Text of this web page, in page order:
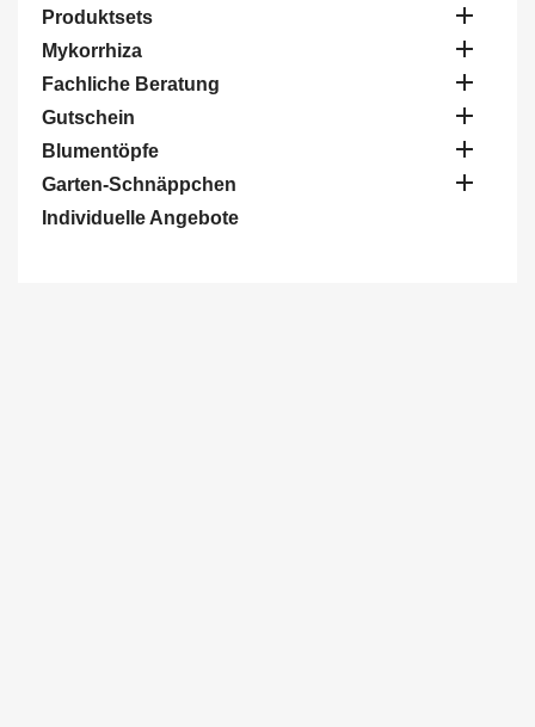
Produktsets 
Mykorrhiza 
Fachliche Beratung 
Gutschein 
Blumentöpfe 
Garten-Schnäppchen 
Individuelle Angebote